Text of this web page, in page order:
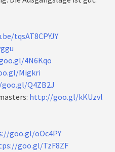
tqsAT8CPYJY
4N6Kqo
Migkri
Q4ZB2J
http://goo.gl/kKUzvl
goo.gl/oOc4PY
goo.gl/TzF8ZF